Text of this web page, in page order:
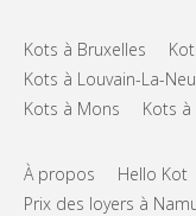
Kots à Bruxelles
Kots à Louvain-La-
Kots à Mons
Kots à
À propos Hello Kot
Prix des loyers à